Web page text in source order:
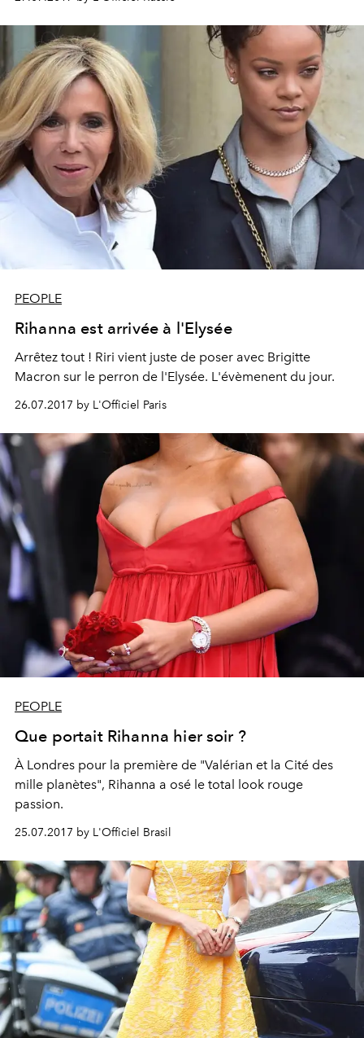
guerre comme à la guerre.
PEOPLE
Rihanna est arrivée à l'Elysée
Arrêtez tout ! Riri vient juste de poser avec Brigitte
Macron sur le perron de l'Elysée. L'évèmenent du jour.
26.07.2017 by L'Officiel Paris
PEOPLE
Que portait Rihanna hier soir ?
À Londres pour la première de "Valérian et la Cité des
mille planètes", Rihanna a osé le total look rouge
passion.
25.07.2017 by L'Officiel Brasil